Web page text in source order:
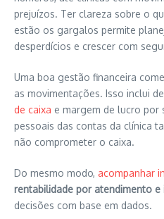
prejuízos. Ter clareza sobre o
estão os gargalos permite
desperdícios e crescer com
Uma boa gestão financeira
as movimentações. Isso inclui
de caixa e margem de lucro por
pessoais das contas da clínica
não comprometer o caixa.
Do mesmo modo, acompanhar
rentabilidade por atendimento e
decisões com base em dados.